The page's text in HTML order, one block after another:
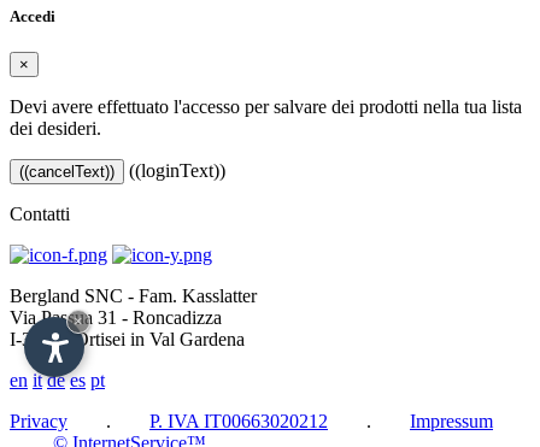
Accedi
×
Devi avere effettuato l'accesso per salvare dei prodotti nella tua lista
dei desideri.
((cancelText)) ((loginText))
Contatti
Bergland SNC - Fam. Kasslatter
Via Passua 31 - Roncadizza
I-39046 Ortisei in Val Gardena
en it de es pt
Privacy
. P. IVA IT00663020212 .
Impressum
×